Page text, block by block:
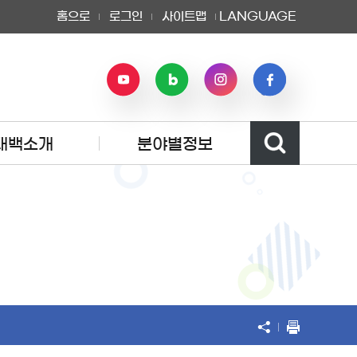
홈으로 로그인 사이트맵 LANGUAGE
백소개 분야별정보